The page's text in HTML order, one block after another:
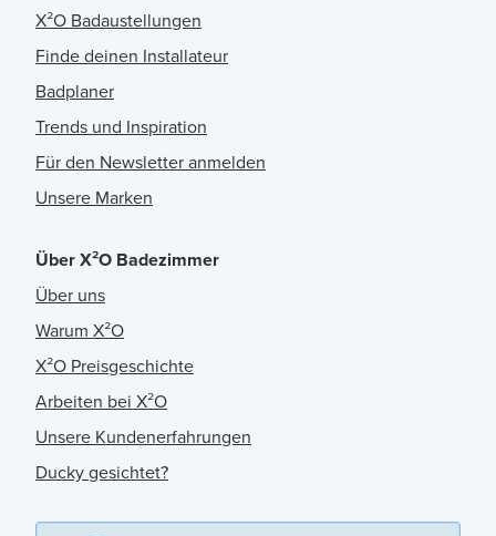
X²O Badaustellungen
Finde deinen Installateur
Badplaner
Trends und Inspiration
Für den Newsletter anmelden
Unsere Marken
Über X²O Badezimmer
Über uns
Warum X²O
X²O Preisgeschichte
Arbeiten bei X²O
Unsere Kundenerfahrungen
Ducky gesichtet?